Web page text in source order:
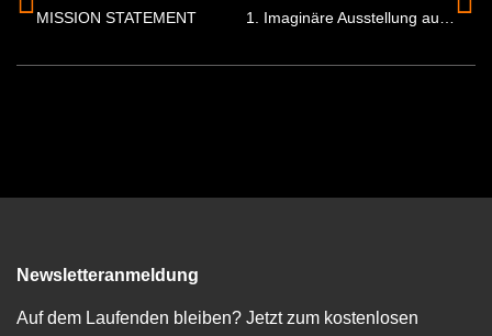
MISSION STATEMENT
1. Imaginäre Ausstellung auf dem Mars
Newsletteranmeldung
Auf dem Laufenden bleiben? Jetzt zum kostenlosen